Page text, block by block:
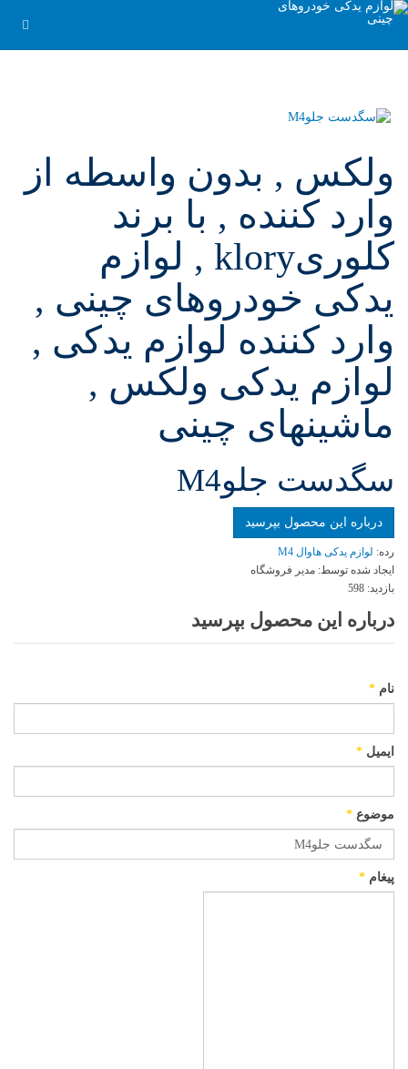
ولکس , بدون واسطه از
وارد کننده , با برند
کلوریklory , لوازم
یدکی خودروهای چینی ,
وارد کننده لوازم یدکی ,
لوازم یدکی ولکس ,
ماشینهای چینی
سگدست جلوM4
درباره این محصول بپرسید
رده: لوازم یدکی هاوال M4
ایجاد شده توسط: مدیر فروشگاه
بازدید: 598
درباره این محصول بپرسید
نام *
ایمیل *
موضوع *
پیغام *